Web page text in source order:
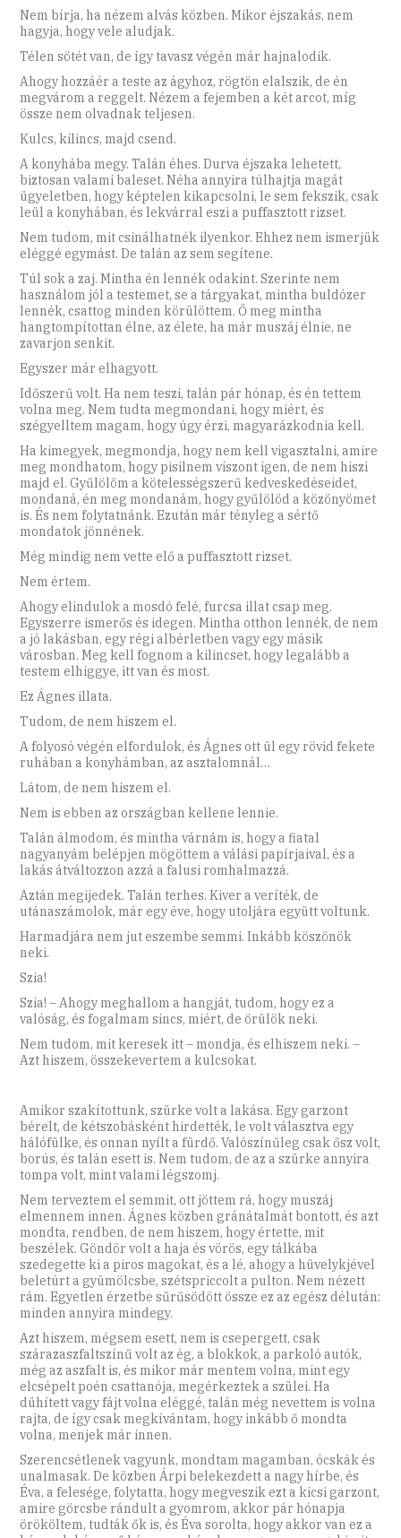
Nem bírja, ha nézem alvás közben. Mikor éjszakás, nem
hagyja, hogy vele aludjak.
Télen sötét van, de így tavasz végén már hajnalodik.
Ahogy hozzáér a teste az ágyhoz, rögtön elalszik, de én
megvárom a reggelt. Nézem a fejemben a két arcot, míg
össze nem olvadnak teljesen.
Kulcs, kilincs, majd csend.
A konyhába megy. Talán éhes. Durva éjszaka lehetett,
biztosan valami baleset. Néha annyira túlhajtja magát
ügyeletben, hogy képtelen kikapcsolni, le sem fekszik, csak
leül a konyhában, és lekvárral eszi a puffasztott rizset.
Nem tudom, mit csinálhatnék ilyenkor. Ehhez nem ismerjük
eléggé egymást. De talán az sem segítene.
Túl sok a zaj. Mintha én lennék odakint. Szerinte nem
használom jól a testemet, se a tárgyakat, mintha buldózer
lennék, csattog minden körülöttem. Ő meg mintha
hangtompítottan élne, az élete, ha már muszáj élnie, ne
zavarjon senkit.
Egyszer már elhagyott.
Időszerű volt. Ha nem teszi, talán pár hónap, és én tettem
volna meg. Nem tudta megmondani, hogy miért, és
szégyelltem magam, hogy úgy érzi, magyarázkodnia kell.
Ha kimegyek, megmondja, hogy nem kell vigasztalni, amire
meg mondhatom, hogy pisilnem viszont igen, de nem hiszi
majd el. Gyűlölöm a kötelességszerű kedveskedéseidet,
mondaná, én meg mondanám, hogy gyűlölöd a közönyömet
is. És nem folytatnánk. Ezután már tényleg a sértő
mondatok jönnének.
Még mindig nem vette elő a puffasztott rizset.
Nem értem.
Ahogy elindulok a mosdó felé, furcsa illat csap meg.
Egyszerre ismerős és idegen. Mintha otthon lennék, de nem
a jó lakásban, egy régi albérletben vagy egy másik
városban. Meg kell fognom a kilincset, hogy legalább a
testem elhiggye, itt van és most.
Ez Ágnes illata.
Tudom, de nem hiszem el.
A folyosó végén elfordulok, és Ágnes ott ül egy rövid fekete
ruhában a konyhámban, az asztalomnál…
Látom, de nem hiszem el.
Nem is ebben az országban kellene lennie.
Talán álmodom, és mintha várnám is, hogy a fiatal
nagyanyám belépjen mögöttem a válási papírjaival, és a
lakás átváltozzon azzá a falusi romhalmazzá.
Aztán megijedek. Talán terhes. Kiver a veríték, de
utánaszámolok, már egy éve, hogy utoljára együtt voltunk.
Harmadjára nem jut eszembe semmi. Inkább köszönök
neki.
Szia!
Szia! – Ahogy meghallom a hangját, tudom, hogy ez a
valóság, és fogalmam sincs, miért, de örülök neki.
Nem tudom, mit keresek itt – mondja, és elhiszem neki. –
Azt hiszem, összekevertem a kulcsokat.
Amikor szakítottunk, szürke volt a lakása. Egy garzont
bérelt, de kétszobásként hirdették, le volt választva egy
hálófülke, és onnan nyílt a fürdő. Valószínűleg csak ősz volt,
borús, és talán esett is. Nem tudom, de az a szürke annyira
tompa volt, mint valami légszomj.
Nem terveztem el semmit, ott jöttem rá, hogy muszáj
elmennem innen. Ágnes közben gránátalmát bontott, és azt
mondta, rendben, de nem hiszem, hogy értette, mit
beszélek. Göndör volt a haja és vörös, egy tálkába
szedegette ki a piros magokat, és a lé, ahogy a hüvelykjével
beletúrt a gyümölcsbe, szétspriccolt a pulton. Nem nézett
rám. Egyetlen érzetbe sűrűsödött össze ez az egész délután:
minden annyira mindegy.
Azt hiszem, mégsem esett, nem is csepergett, csak
szárazaszfaltszínű volt az ég, a blokkok, a parkoló autók,
még az aszfalt is, és mikor már mentem volna, mint egy
elcsépelt poén csattanója, megérkeztek a szülei. Ha
dühített vagy fájt volna eléggé, talán még nevettem is volna
rajta, de így csak megkívántam, hogy inkább ő mondta
volna, menjek már innen.
Szerencsétlenek vagyunk, mondtam magamban, ócskák és
unalmasak. De közben Árpi belekezdett a nagy hírbe, és
Éva, a felesége, folytatta, hogy megveszik ezt a kicsi garzont,
amire görcsbe rándult a gyomrom, akkor pár hónapja
örököltem, tudták ők is, és Éva sorolta, hogy akkor van ez a